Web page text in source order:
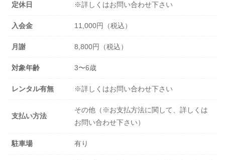
定休日 ※詳しくはお問い合わせ下さい
入会金 11,000円（税込）
月謝 8,800円（税込）
対象年齢 3〜6歳
レンタル有無 ※詳しくはお問い合わせ下さい
支払い方法
その他（※お支払方法に関して、詳しくは
お問い合わせ下さい）
駐車場 有り